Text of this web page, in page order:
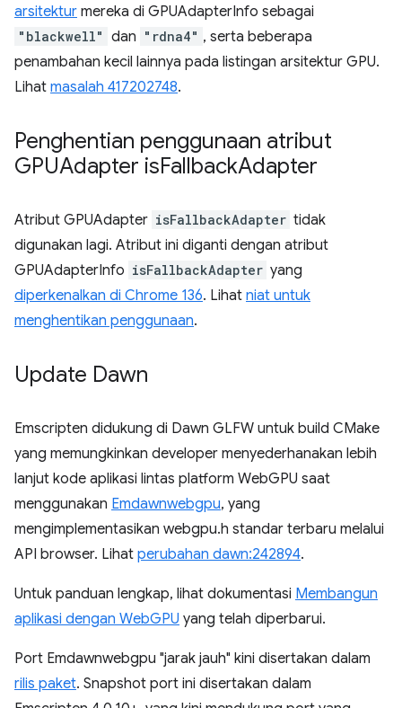
arsitektur mereka di GPUAdapterInfo sebagai
"blackwell" dan "rdna4" , serta beberapa
penambahan kecil lainnya pada listingan arsitektur GPU.
Lihat masalah 417202748.
Penghentian penggunaan atribut
GPUAdapter isFallbackAdapter
Atribut GPUAdapter isFallbackAdapter tidak
digunakan lagi. Atribut ini diganti dengan atribut
GPUAdapterInfo isFallbackAdapter yang
diperkenalkan di Chrome 136. Lihat niat untuk
menghentikan penggunaan.
Update Dawn
Emscripten didukung di Dawn GLFW untuk build CMake
yang memungkinkan developer menyederhanakan lebih
lanjut kode aplikasi lintas platform WebGPU saat
menggunakan Emdawnwebgpu, yang
mengimplementasikan webgpu.h standar terbaru melalui
API browser. Lihat perubahan dawn:242894.
Untuk panduan lengkap, lihat dokumentasi Membangun
aplikasi dengan WebGPU yang telah diperbarui.
Port Emdawnwebgpu "jarak jauh" kini disertakan dalam
rilis paket. Snapshot port ini disertakan dalam